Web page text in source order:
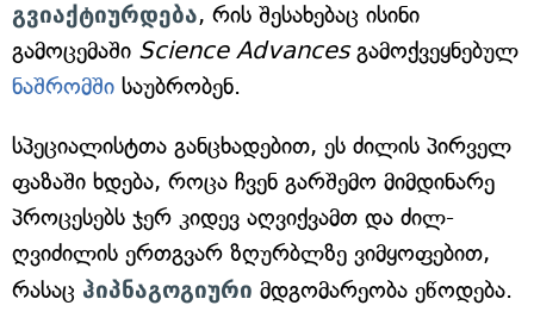
გვიაქტიურდება, რის შესახებაც ისინი
გამოცემაში Science Advancesგამოქვეყნებულ
ნაშრომში საუბრობენ.
სპეციალისტთა განცხადებით, ეს ძილის პირველ
ფაზაში ხდება, როცა ჩვენ გარშემო მიმდინარე
პროცესებს ჯერ კიდევ აღვიქვამთ და ძილ-
ღვიძილის ერთგვარ ზღურბლზე ვიმყოფებით,
რასაც ჰიპნაგოგიური მდგომარეობა ეწოდება.